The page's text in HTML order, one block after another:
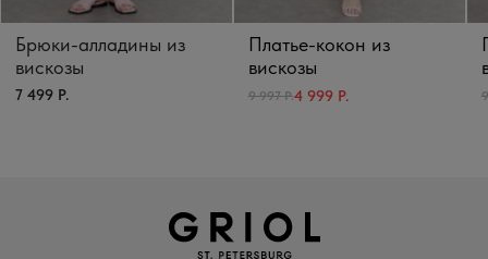
Брюки-алладины из
вискозы
7 499 Р.
Платье-кокон из
вискозы
9 997 Р.4 999 Р.